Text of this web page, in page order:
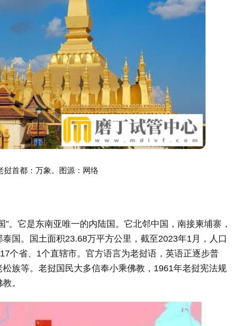
挝首都： 万象。图源：网络
”。它是东南亚唯一的内陆国 。它北邻中国 ，南接柬埔寨 ，
泰国 。国土面积23.68万平方公里，截至2023年1月，人口
17个省、1个直辖市。官方语言为老挝语，英语正逐步普
族等。老挝国民大多信奉小乘佛教，1961年老挝宪法规
。